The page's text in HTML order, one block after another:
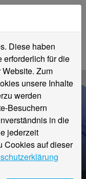
dual
Diese haben
erforderlich für die
Zum
unsere Inhalte
werden
Besuchern
in die
jederzeit
Cookies auf dieser